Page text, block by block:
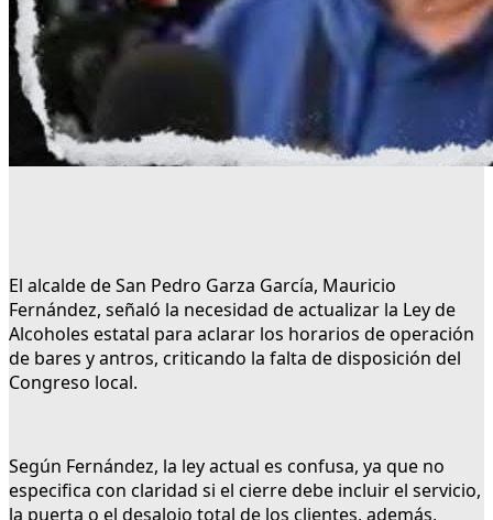
El alcalde de San Pedro Garza García, Mauricio
Fernández, señaló la necesidad de actualizar la Ley de
Alcoholes estatal para aclarar los horarios de operación
de bares y antros, criticando la falta de disposición del
Congreso local.
Según Fernández, la ley actual es confusa, ya que no
especifica con claridad si el cierre debe incluir el servicio,
la puerta o el desalojo total de los clientes, además,